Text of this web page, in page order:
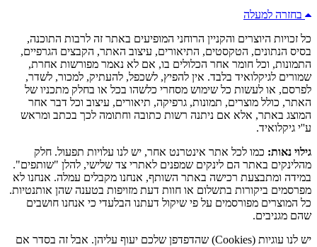
בחזרה למעלה
כל זכויות היוצרים והקניין הרוחני המופיעים באתר זה לרבות התוכנה,
בסיס הנתונים, הטקסטים, התיאורים, עיצוב האתר, הקבצים הגרפיים,
התמונות, וכל חומר אחר הכלולים בו, אם לא נאמר מפורשות אחרת,
שמורים לגיקלואיד בלבד. אין להפיץ, לשכפל, להעתיק, למכור, לשדר,
לפרסם, או לעשות כל שימוש מסחרי כלשהו בכל או בחלק מתכניו של
האתר, כולל מוצרים, תמונות, גרפיקה, תיאורים, עיצוב וכל דבר אחר
המוצג באתר, אלא אם ניתנה רשות כתובה וחתומה לכך בכתב ומראש
ע''י גיקלואיד.
גילוי נאות: כמו לכל אתר אינטרנט אחר, יש לנו עלויות תפעול. חלק
מהלינקים באתר הם לינקים שמפנים לאתרי צד שלישי, להלן "שותפים".
במידה ומתבצעת רכישה באתר השותף, אנחנו מקבלים עמלה. אנחנו לא
מפרסמים ביקורות בתשלום או חוות דעת מזויפות בטענה שהן אותנטיות.
כל המוצרים מפורסמים על פי שיקול דעתנו הבלעדי כי אנחנו חושבים
שהם מגניבים.
יש לנו עוגיות (Cookies) שהדפדפן שלכם יעוף עליהן. אבל זה בסדר אם